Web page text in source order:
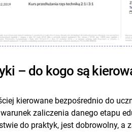
– do kogo są
kierowane bezpośrednio do
zaliczenia danego etapu
do praktyk, jest dobrowolny,